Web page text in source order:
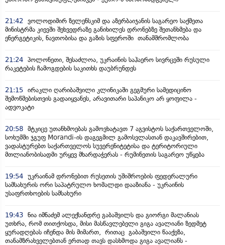
21:42 ვოლოდიმირ ზელენსკიმ და აზერბაიჯანის საგარეო საქმეთა
მინისტრმა კიევში შეხვედრაზე განიხილეს დრონებზე შეთანხმება და
ენერგეტიკის, ნავთობისა და გაზის სფეროში თანამშრომლობა
21:24 პოლონეთი, შესაძლოა, უკრაინის საჰაერო სივრცეში რუსული
რაკეტების ჩამოგდების საკითხს დაუბრუნდეს
21:15 ირაკლი ღარიბაშვილი კლინიკაში გეგმური სამედიცინო
შემოწმებისთვის გადაიყვანეს, არავითარი საპანიკო არ ყოფილა -
ადვოკატი
20:58 მტკიცე უთანხმოებას გამოვხატავთ 7 აგვისტოს საქართველოში,
სოხუმში ჯგუფ Morandi-ის დაგეგმილ გამოსვლასთან დაკავშირებით,
ვადასტურებთ საქართველოს სუვერენიტეტისა და ტერიტორიული
მთლიანობისადმი ურყევ მხარდაჭერას - რუმინეთის საგარეო უწყება
19:54 უკრაინამ დრონებით რუსეთის უშიშროების ფედერალური
სამსახურის ორი საპატრულო ხომალდი დააზიანა - უკრაინის
უსაფრთხოების სამსახური
19:43 ნია იმნაძემ ალექსანდრე გაბაშვილს და გიორგი მალანიას
უთხრა, რომ თითქოსდა, მისი მასწავლებელი გიგა ავალიანი ზედმეტ
ყურადღებას იჩენდა მის მიმართ, რითაც გაბაშვილი წააქეზა,
თანამზრახველებთან ერთად თავს დასხმოდა გიგა ავალიანს -